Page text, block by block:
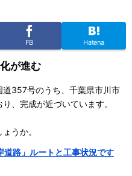
FB Hatena
が進む
357号のうち、千葉県市川市
、完成が近づいています。
うか。
道路」ルートと工事状況です